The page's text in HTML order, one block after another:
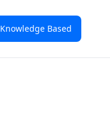
Knowledge Based